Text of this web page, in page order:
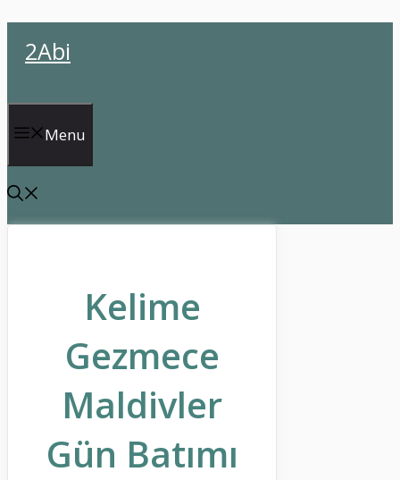
atla2Abi
Menu
Kelime
Gezmece
Maldivler
Gün Batımı